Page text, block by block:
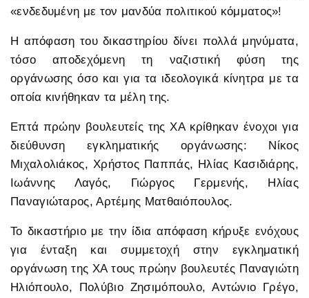
«ενδεδυμένη με τον μανδύα πολιτικού κόμματος»!
Η απόφαση του δικαστηρίου δίνει πολλά μηνύματα,
τόσο αποδεχόμενη τη ναζιστική φύση της
οργάνωσης όσο και για τα ιδεολογικά κίνητρα με τα
οποία κινήθηκαν τα μέλη της.
Επτά πρώην βουλευτείς της ΧΑ κρίθηκαν ένοχοι για
διεύθυνση εγκληματικής οργάνωσης: Νίκος
Μιχαλολιάκος, Χρήστος Παππάς, Ηλίας Κασιδιάρης,
Ιωάννης Λαγός, Γιώργος Γερμενής, Ηλίας
Παναγιώταρος, Αρτέμης Ματθαιόπουλος.
Το δικαστήριο με την ίδια απόφαση κήρυξε ενόχους
για ένταξη και συμμετοχή στην εγκληματική
οργάνωση της ΧΑ τους πρώην βουλευτές Παναγιώτη
Ηλιόπουλο, Πολύβιο Ζησιμόπουλο, Αντώνιο Γρέγο,